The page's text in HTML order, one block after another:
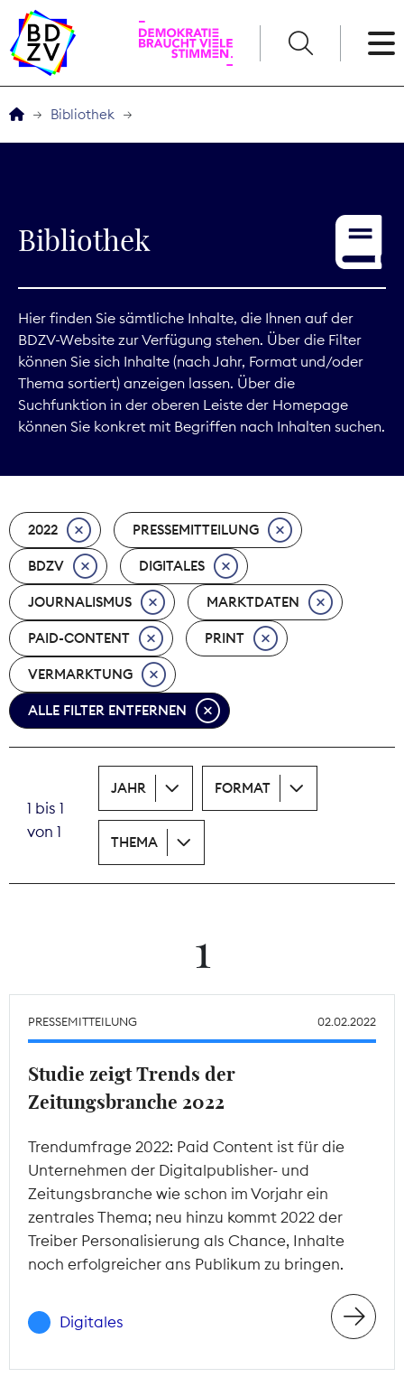
Service
Digitales
Kommunikation
Marktdaten
Nachhaltigkeit
Nachwuchs
Nova Award
Pressefreiheit
Print
Theodor-Wolff-Preis
Bibliothek
Bibliothek
Hier finden Sie sämtliche Inhalte, die Ihnen auf der
BDZV-Website zur Verfügung stehen. Über die Filter
können Sie sich Inhalte (nach Jahr, Format und/oder
Thema sortiert) anzeigen lassen. Über die
Suchfunktion in der oberen Leiste der Homepage
können Sie konkret mit Begriffen nach Inhalten suchen.
2022 PRESSEMITTEILUNG
BDZV DIGITALES
JOURNALISMUS MARKTDATEN
PAID-CONTENT PRINT
VERMARKTUNG
ALLE FILTER ENTFERNEN
1 bis 1
von 1
JAHR FORMAT
THEMA
1
PRESSEMITTEILUNG 02.02.2022
Studie zeigt Trends der
Zeitungsbranche 2022
Trendumfrage 2022: Paid Content ist für die
Unternehmen der Digitalpublisher- und
Zeitungsbranche wie schon im Vorjahr ein
zentrales Thema; neu hinzu kommt 2022 der
Treiber Personalisierung als Chance, Inhalte
noch erfolgreicher ans Publikum zu bringen.
Digitales